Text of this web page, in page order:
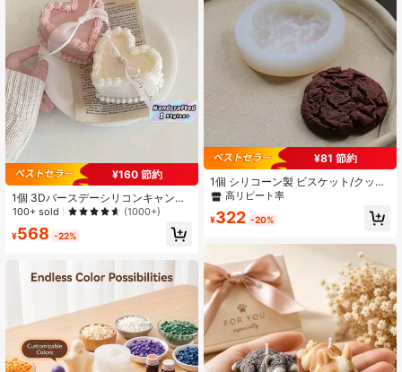
¥160 節約
1個 3Dバースデーシリコンキャンド
ルモールド、再利用可能なシリコン
用
100+ sold (1000+)
¥568 -22%
¥81 節約
1個 シリコーン製 ビスケット/クッキ
ー 食品そっくりモールド
高リピート率
¥322 -20%